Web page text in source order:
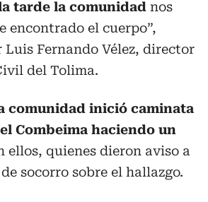
tarde la comunidad nos
encontrado el cuerpo”,
Fernando Vélez, director
del Tolima.
comunidad inició caminata
Combeima haciendo un
ellos, quienes dieron aviso a
socorro sobre el hallazgo.